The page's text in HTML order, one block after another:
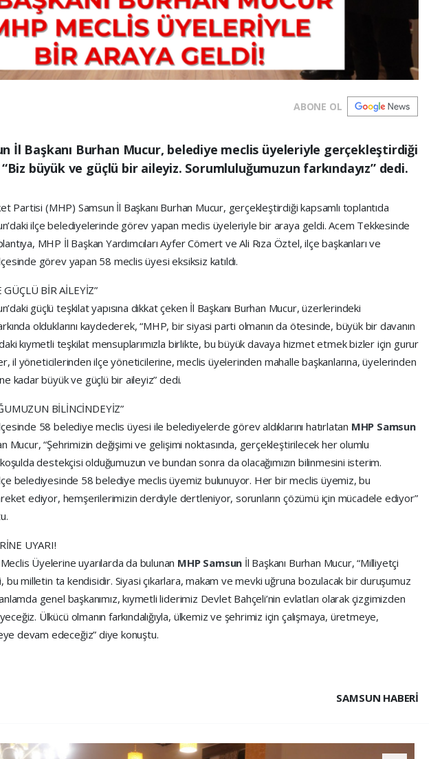
ABONE OL
İl Başkanı Burhan Mucur, belediye meclis üyeleriyle gerçekleştirdiği
büyük ve güçlü bir aileyiz. Sorumluluğumuzun farkındayız” dedi.
Partisi (MHP) Samsun İl Başkanı Burhan Mucur, gerçekleştirdiği kapsamlı toplantıda
ilçe belediyelerinde görev yapan meclis üyeleriyle bir araya geldi. Acem Tekkesinde
MHP İl Başkan Yardımcıları Ayfer Cömert ve Ali Rıza Öztel, ilçe başkanları ve
görev yapan 58 meclis üyesi eksiksiz katıldı.
BİR AİLEYİZ”
güçlü teşkilat yapısına dikkat çeken İl Başkanı Burhan Mucur, üzerlerindeki
olduklarını kaydederek, “MHP, bir siyasi parti olmanın da ötesinde, büyük bir davanın
kıymetli teşkilat mensuplarımızla birlikte, bu büyük davaya hizmet etmek bizler için gurur
il yöneticilerinden ilçe yöneticilerine, meclis üyelerinden mahalle başkanlarına, üyelerinden
kadar büyük ve güçlü bir aileyiz” dedi.
BİLİNCİNDEYİZ”
58 belediye meclis üyesi ile belediyelerde görev aldıklarını hatırlatan MHP Samsun
Mucur, “Şehrimizin değişimi ve gelişimi noktasında, gerçekleştirilecek her olumlu
koşulda destekçisi olduğumuzun ve bundan sonra da olacağımızın bilinmesini isterim.
belediyesinde 58 belediye meclis üyemiz bulunuyor. Her bir meclis üyemiz, bu
ediyor, hemşerilerimizin derdiyle dertleniyor, sorunların çözümü için mücadele ediyor”
UYARI!
Üyelerine uyarılarda da bulunan MHP Samsun İl Başkanı Burhan Mucur, “Milliyetçi
milletin ta kendisidir. Siyasi çıkarlara, makam ve mevki uğruna bozulacak bir duruşumuz
genel başkanımız, kıymetli liderimiz Devlet Bahçeli’nin evlatları olarak çizgimizden
Ülkücü olmanın farkındalığıyla, ülkemiz ve şehrimiz için çalışmaya, üretmeye,
devam edeceğiz” diye konuştu.
SAMSUN HABERİ